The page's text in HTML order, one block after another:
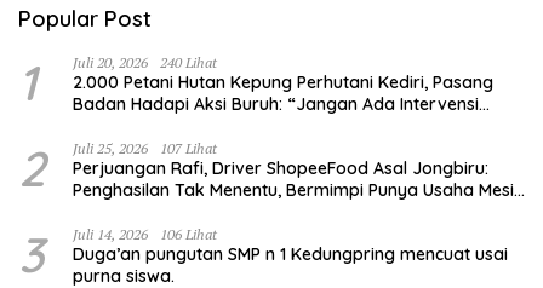
Popular Post
1 Juli 20, 2026 240 Lihat
2.000 Petani Hutan Kepung Perhutani Kediri, Pasang
Badan Hadapi Aksi Buruh: “Jangan Ada Intervensi
2 Juli 25, 2026 107 Lihat
Perjuangan Rafi, Driver ShopeeFood Asal Jongbiru:
Penghasilan Tak Menentu, Bermimpi Punya Usaha Mesin
3 Juli 14, 2026 106 Lihat
Duga’an pungutan SMP n 1 Kedungpring mencuat usai
purna siswa.